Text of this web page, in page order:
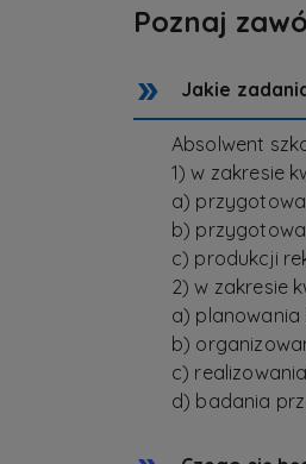
Poznaj
Jakie
Absolwent
1) w zakresie
a)
b)
c) produkcji
2) w zakresie
a) planowania
b)
c)
d) badania